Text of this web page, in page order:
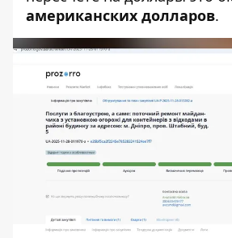
американских долларов.